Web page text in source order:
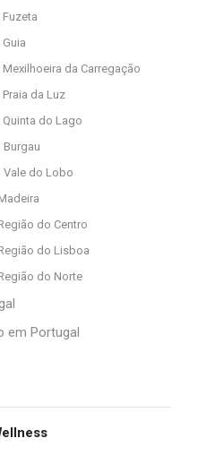
da Carregação
da Luz
do Lago
do Lobo
do Centro
do Lisboa
do Norte
em Portugal